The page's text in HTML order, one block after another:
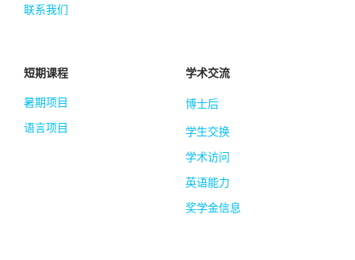
联系我们
短期课程
暑期项目
语言项目
学术交流
博士后
学生交换
学术访问
英语能力
奖学金信息